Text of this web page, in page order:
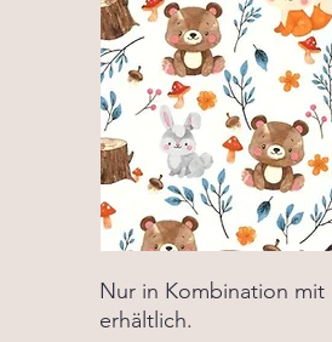
Nur in Kombination mit
erhältlich.